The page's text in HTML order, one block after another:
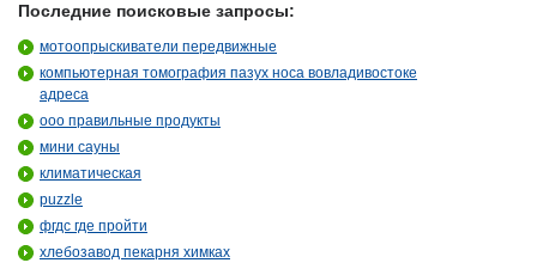
Последние поисковые запросы:
мотоопрыскиватели передвижные
компьютерная томография пазух носа вовладивостоке
адреса
ооо правильные продукты
мини сауны
климатическая
puzzle
фгдс где пройти
хлебозавод пекарня химках